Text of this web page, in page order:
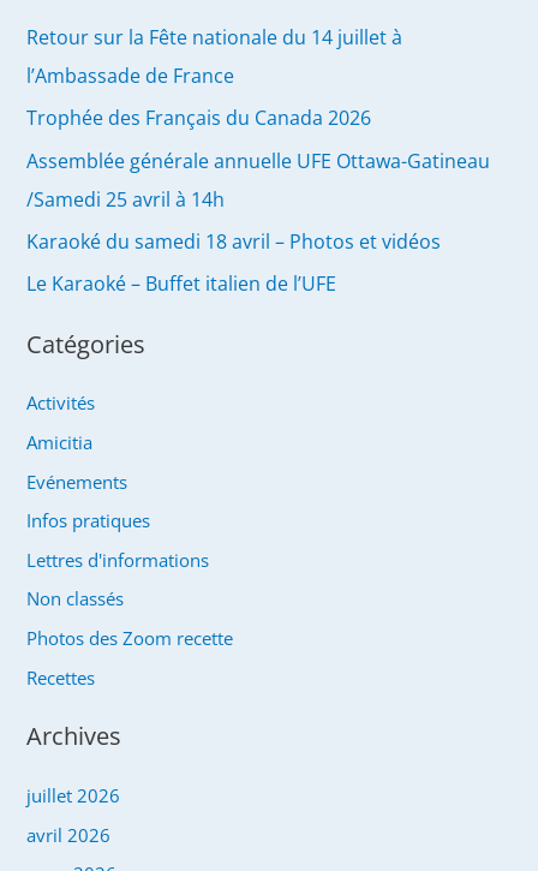
Retour sur la Fête nationale du 14 juillet à
l’Ambassade de France
Trophée des Français du Canada 2026
Assemblée générale annuelle UFE Ottawa-Gatineau
/Samedi 25 avril à 14h
Karaoké du samedi 18 avril – Photos et vidéos
Le Karaoké – Buffet italien de l’UFE
Catégories
Activités
Amicitia
Evénements
Infos pratiques
Lettres d'informations
Non classés
Photos des Zoom recette
Recettes
Archives
juillet 2026
avril 2026